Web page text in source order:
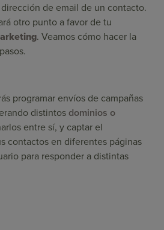
de email de un contacto.
otro punto a favor de tu
. Veamos cómo hacer la
programar envíos de campañas
distintosdominios o
entre sí, y captar el
contactos en diferentes páginas
para responder a distintas